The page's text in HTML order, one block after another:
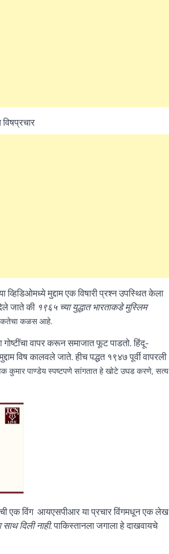
व्हिडिओमध्ये मुद्दाम एक विषारी प्रश्न उपस्थित केला
जाते की १९६५ च्या युद्धात भारताकडे मुस्लिम
कळस आहे.
वापर करून समाजात फूट पाडतो. हिंदू-
विष कालवले जाते. हीच पद्धत १९४७ पूर्वी वापरली
कुमार पाण्डेय स्पष्टपणे सांगतात हे खोटे उघड करणे, सत्य
एक विंग आयएसपीआर या प्रचार विंगमधून एक लेख
दिली नाही.पाकिस्तानला जगाला हे दाखवायचे